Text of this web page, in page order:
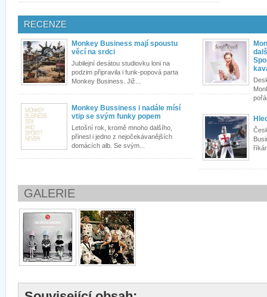
RECENZE
Monkey Business mají spoustu
věcí na srdci
Jubilejní desátou studiovku loni na
podzim připravila i funk-popová parta
Monkey Business. Již...
Monkey Bussiness i nadále mísí
vtip se svým funky popem
Letošní rok, kromě mnoho dalšího,
přinesl i jedno z nejočekávanějších
domácích alb. Se svým...
GALERIE